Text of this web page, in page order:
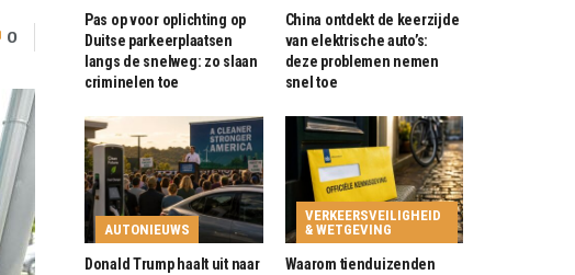
0
Pas op voor oplichting op
Duitse parkeerplaatsen
langs de snelweg: zo slaan
criminelen toe
China ontdekt de keerzijde
van elektrische auto’s:
deze problemen nemen
snel toe
AUTONIEUWS
Donald Trump haalt uit naar
VERKEERSVEILIGHEID
& WETGEVING
Waarom tienduizenden